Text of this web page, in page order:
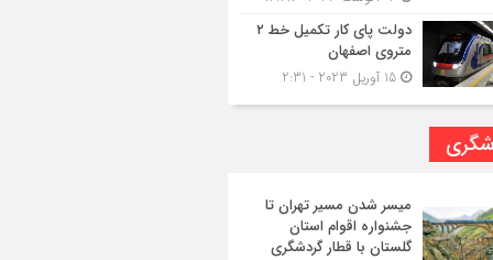
دولت پای کار تکمیل خط ۲
متروی اصفهان
میسر شدن مسیر تهران تا
جشنواره اقوام استان
گلستان با قطار گردشگری